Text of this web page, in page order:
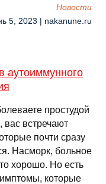
Новости
5, 2023 | nakanune.ru
аутоиммунного
простудой
вас встречают
почти сразу
Насморк, больное
хорошо. Но есть
которые